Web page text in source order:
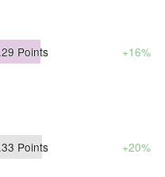
Points +16%
Points +20%